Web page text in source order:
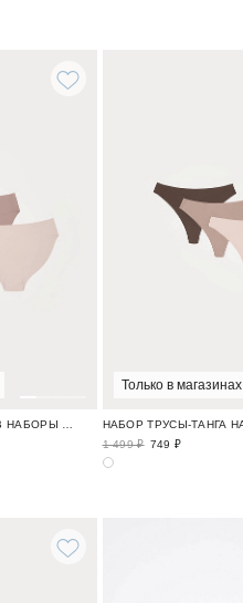
Только в магазинах
1 499 ₽ 749 ₽